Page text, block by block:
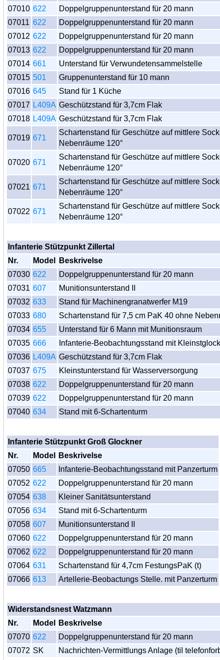
07010 622
Doppelgruppenunterstand für 20 mann
07011 622
Doppelgruppenunterstand für 20 mann
07012 622
Doppelgruppenunterstand für 20 mann
07013 622
Doppelgruppenunterstand für 20 mann
07014 661
Unterstand für Verwundetensammelstelle
07015 501
Gruppenunterstand für 10 mann
07016 645
Stand für 1 Küche
07017 L409A Geschützstand für 3,7cm Flak
07018 L409A Geschützstand für 3,7cm Flak
07019 671
Schartenstand für Geschütze auf mittlere
Nebenräume 120°
07020 671
Schartenstand für Geschütze auf mittlere
Nebenräume 120°
07021 671
Schartenstand für Geschütze auf mittlere
Nebenräume 120°
07022 671
Schartenstand für Geschütze auf mittlere
Nebenräume 120°
Infanterie Stützpunkt Zillertal
Nr.
Model
Beskrivelse
07030 622
Doppelgruppenunterstand für 20 mann
07031 607
Munitionsunterstand II
07032 633
Stand für Machinengranatwerfer M19
07033 680
Schartenstand für 7,5 cm PaK 40 ohne
07034 655
Unterstand für 6 Mann mit Munitionsraum
07035 666
Infanterie-Beobachtungsstand mit
07036 L409A Geschützstand für 3,7cm Flak
07037 675
Kleinstunterstand für Wasserversorgung
07038 622
Doppelgruppenunterstand für 20 mann
07039 622
Doppelgruppenunterstand für 20 mann
07040 634 Stand mit 6-Schartenturm
Infanterie Stützpunkt Groß Glockner
Nr.
Model
Beskrivelse
07050 665
Infanterie-Beobachtungsstand mit Panzerturm
07052 622
Doppelgruppenunterstand für 20 mann
07054 638
Kleiner Sanitätsunterstand
07056 634
Stand mit 6-Schartenturm
07058 607
Munitionsunterstand II
07060 622
Doppelgruppenunterstand für 20 mann
07062 622
Doppelgruppenunterstand für 20 mann
07064 631
Schartenstand für 4,7cm FestungsPaK (t)
07066 613 Artellerie-Beobactungs Stelle. mit Panzerturm
Widerstandsnest Watzmann
Nr.
Model
Beskrivelse
07070 622
Doppelgruppenunterstand für 20 mann
07072 SK Nachrichten-Vermittlungs Anlage (til